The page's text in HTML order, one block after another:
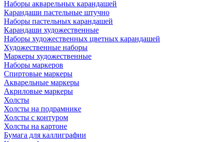
Наборы акварельных карандашей
Карандаши пастельные штучно
Наборы пастельных карандашей
Карандаши художественные
Наборы художественных цветных карандашей
Художественные наборы
Маркеры художественные
Наборы маркеров
Спиртовые маркеры
Акварельные маркеры
Акриловые маркеры
Холсты
Холсты на подрамнике
Холсты с контуром
Холсты на картоне
Бумага для каллиграфии